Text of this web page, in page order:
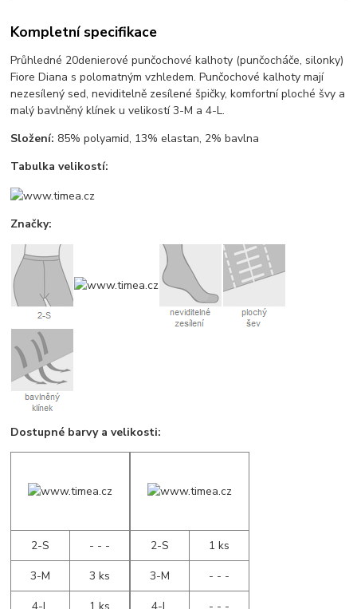
Kompletní specifikace
Průhledné 20denierové punčochové kalhoty (punčocháče, silonky)
Fiore Diana s polomatným vzhledem. Punčochové kalhoty mají
nezesílený sed, neviditelně zesílené špičky, komfortní ploché švy a
malý bavlněný klínek u velikostí 3-M a 4-L.
Složení: 85% polyamid, 13% elastan, 2% bavlna
Tabulka velikostí:
Značky:
Dostupné barvy a velikosti:
2-S
- - -
3-M
3 ks
4-L
1 ks
2-S
1 ks
3-M
- - -
4-L
- - -